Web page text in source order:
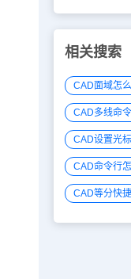
相关搜索
CAD面域怎
CAD多线命
CAD设置光
CAD命令行
CAD等分快